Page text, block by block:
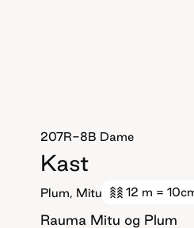
207R-8B Dame
Kast
Plum, Mitu 12 m =
Rauma Mitu og Plum